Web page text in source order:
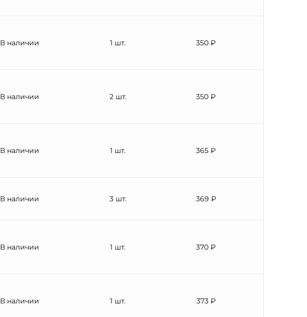
В наличии 1 шт. 350 ₽
В наличии 2 шт. 350 ₽
В наличии 1 шт. 365 ₽
В наличии 3 шт. 369 ₽
В наличии 1 шт. 370 ₽
В наличии 1 шт. 373 ₽